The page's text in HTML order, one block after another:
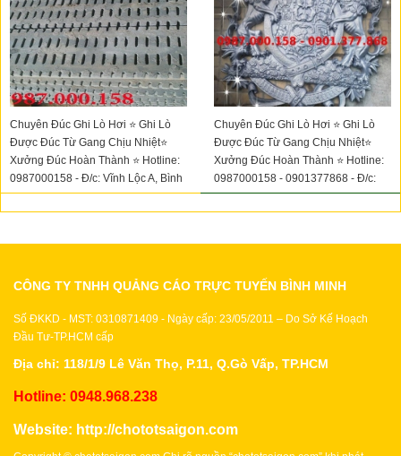
Chuyên Đúc Ghi Lò Hơi ⭐ Ghi Lò
Được Đúc Từ Gang Chịu Nhiệt⭐
Xưởng Đúc Hoàn Thành ⭐ Hotline:
0987000158 - Đ/c: Vĩnh Lộc A, Bình
Chánh, TP. Hồ Chí Minh
Chuyên Đúc Ghi Lò Hơi ⭐ Ghi Lò
Được Đúc Từ Gang Chịu Nhiệt⭐
Xưởng Đúc Hoàn Thành ⭐ Hotline:
0987000158 - 0901377868 - Đ/c:
Vĩnh Lộc A, Bình Chánh, TP. Hồ Chí
Minh
CÔNG TY TNHH QUẢNG CÁO TRỰC TUYẾN BÌNH MINH
Số ĐKKD - MST: 0310871409 - Ngày cấp: 23/05/2011 – Do Sở Kế Hoạch
Đầu Tư-TP.HCM cấp
Địa chỉ: 118/1/9 Lê Văn Thọ, P.11, Q.Gò Vấp, TP.HCM
Hotline: 0948.968.238
Website: http://chototsaigon.com